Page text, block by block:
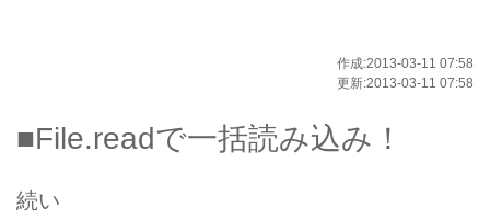
作成:2013-03-11 07:58
更新:2013-03-11 07:58
■File.readで一括読み込み！
続い